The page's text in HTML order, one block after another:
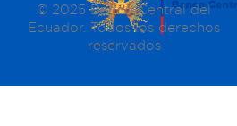
© 2025 Banco Central del
Ecuador. Todos los derechos
reservados